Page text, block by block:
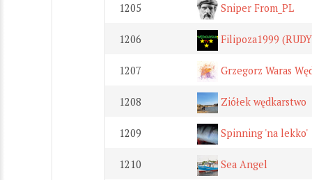
1205 Sniper From_PL
1206 Filipoza1999
1207 Grzegorz Waras
1208 Ziółek wędkarstwo
1209 Spinning 'na lekko'
1210 Sea Angel